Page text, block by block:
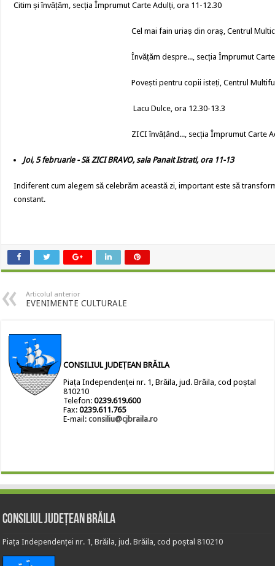
Citim și învățăm, secția Împrumut Carte Adulți, ora 11-12.30
Cel mai fain uriaș din oraș, Centrul
Învățăm despre..., secția Împrumut
Povești pentru copii isteți, Centrul
Lacu Dulce, ora 12.30-13.3
ZICI învățând..., secția Împrumut Carte
Joi, 5 februarie - Să ZICI BRAVO, sala Panait Istrati, ora 11-13
Indiferent cum alegem să celebrăm această zi, important este să
constant.
Articolul anterior
EVENIMENTE CULTURALE
CONSILIUL JUDEȚEAN BRĂILA
Piața Independenței nr. 1, Brăila, jud. Brăila, cod poștal
810210
Telefon:0239.619.600
Fax:0239.611.765
E-mail:consiliu@cjbraila.ro
Consiliul Județean Brăila
Piața Independenței nr. 1, Brăila, jud. Brăila, cod poștal 810210